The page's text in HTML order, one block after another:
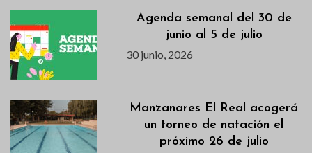
Agenda semanal del 30 de
junio al 5 de julio
30 junio, 2026
Manzanares El Real acogerá
un torneo de natación el
próximo 26 de julio